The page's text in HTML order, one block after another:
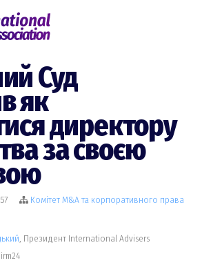
Суд
як
директору
за своєю
Комiтет M&A та корпоративного права
, Президент International Advisers